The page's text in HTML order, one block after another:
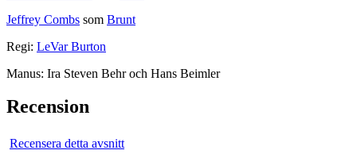
Jeffrey Combs som Brunt
Regi: LeVar Burton
Manus: Ira Steven Behr och Hans Beimler
Recension
Recensera detta avsnitt